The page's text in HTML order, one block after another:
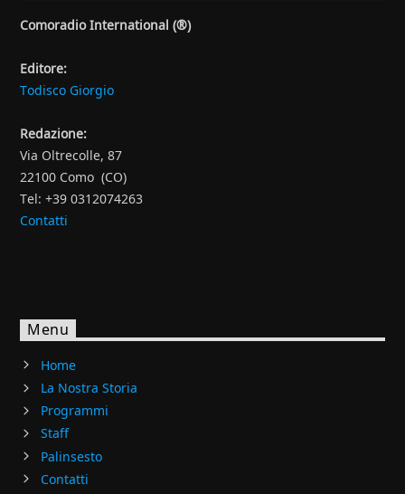
Comoradio International (®)
Editore:
Todisco Giorgio
Redazione:
Via Oltrecolle, 87
22100 Como (CO)
Tel: +39 0312074263
Contatti
Menu
Home
La Nostra Storia
Programmi
Staff
Palinsesto
Contatti